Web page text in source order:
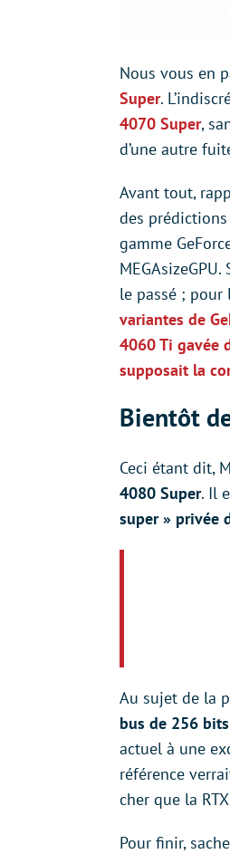
Nous vous en
Super.
4070 Super,
d’une autre
Avant tout,
des prédictions
gamme
le passé ; pour
variantes de
4060 Ti gavée
supposait la
Bientôt
Ceci étant dit,
4080 Super. Il
super » privée
Au sujet de la
bus de 256 bits
actuel à une
référence
cher que la
Pour finir,